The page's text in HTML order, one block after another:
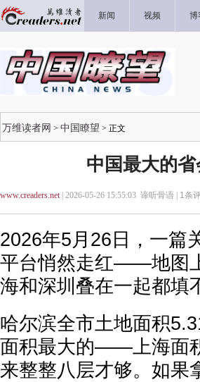
新闻 视频 博
万维读者网 > 中国瞭望 > 正文
中国最大的
www.creaders.net| 2026-05-26 15:55:03 谛听骨语 | 1条
2026年5月26日，一篇
平台悄然走红——地图
海和深圳叠在一起都填
哈尔滨全市土地面积
面积最大的——上海面
来整整八层才够。如果